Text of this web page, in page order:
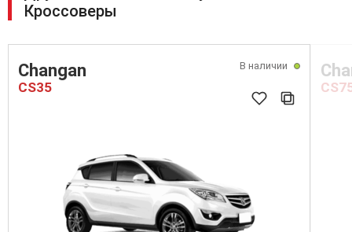
Кроссоверы
В наличии
Changan
CS35